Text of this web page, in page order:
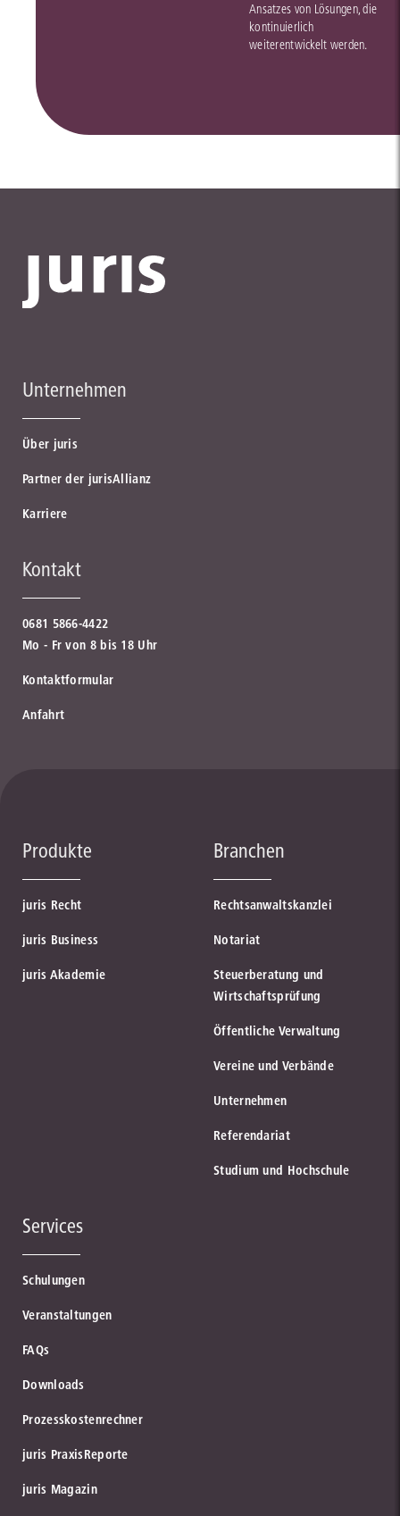
Ansatzes von Lösungen, die
kontinuierlich
weiterentwickelt werden.
Unternehmen
Über juris
Partner der jurisAllianz
Karriere
Kontakt
0681 5866-4422
Mo - Fr von 8 bis 18 Uhr
Kontaktformular
Anfahrt
Produkte
juris Recht
juris Business
juris Akademie
Branchen
Rechtsanwaltskanzlei
Notariat
Steuerberatung und
Wirtschaftsprüfung
Öffentliche Verwaltung
Vereine und Verbände
Unternehmen
Referendariat
Studium und Hochschule
Services
Schulungen
Veranstaltungen
FAQs
Downloads
Prozesskostenrechner
juris PraxisReporte
juris Magazin